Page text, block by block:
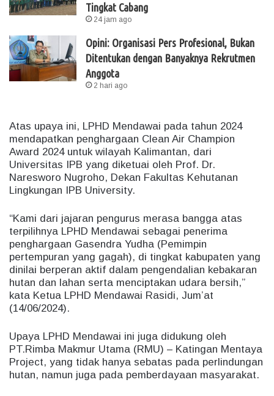
Tingkat Cabang
24 jam ago
Opini: Organisasi Pers Profesional, Bukan
Ditentukan dengan Banyaknya Rekrutmen
Anggota
2 hari ago
Atas upaya ini, LPHD Mendawai pada tahun 2024
mendapatkan penghargaan Clean Air Champion
Award 2024 untuk wilayah Kalimantan, dari
Universitas IPB yang diketuai oleh Prof. Dr.
Naresworo Nugroho, Dekan Fakultas Kehutanan
Lingkungan IPB University.
“Kami dari jajaran pengurus merasa bangga atas
terpilihnya LPHD Mendawai sebagai penerima
penghargaan Gasendra Yudha (Pemimpin
pertempuran yang gagah), di tingkat kabupaten yang
dinilai berperan aktif dalam pengendalian kebakaran
hutan dan lahan serta menciptakan udara bersih,”
kata Ketua LPHD Mendawai Rasidi, Jum’at
(14/06/2024).
Upaya LPHD Mendawai ini juga didukung oleh
PT.Rimba Makmur Utama (RMU) – Katingan Mentaya
Project, yang tidak hanya sebatas pada perlindungan
hutan, namun juga pada pemberdayaan masyarakat.